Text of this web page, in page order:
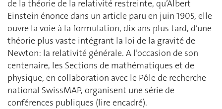
de la théorie de la relativité restreinte, qu’Albert
Einstein énonce dans un article paru en juin 1905, elle
ouvre la voie à la formulation, dix ans plus tard, d’une
théorie plus vaste intégrant la loi de la gravité de
Newton: la relativité générale. A l’occasion de son
centenaire, les Sections de mathématiques et de
physique, en collaboration avec le Pôle de recherche
national SwissMAP, organisent une série de
conférences publiques (lire encadré).